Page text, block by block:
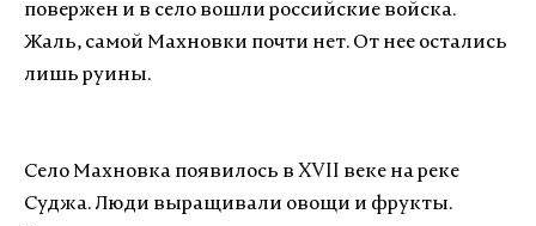
повержен и в село вошли российские войска.
Жаль, самой Махновки почти нет. От нее остались
лишь руины.
Село Махновка появилось в XVII веке на реке
Суджа. Люди выращивали овощи и фрукты.